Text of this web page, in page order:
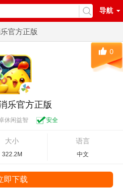
导航
官方正版
乐官方正版
休闲益智 安全
大小
322.2M
语言
中文
0
即下载